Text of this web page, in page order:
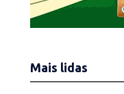
Mais lidas